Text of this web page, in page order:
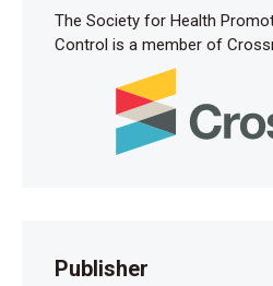
The Society for Health
Control is a member of
Publisher